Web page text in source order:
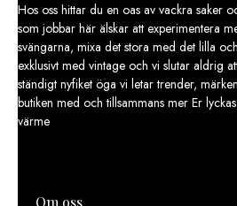
Hos oss hittar du en oas av vackra saker
som jobbar här älskar att experimentera
svängarna, mixa det stora med det lilla
exklusivt med vintage och vi slutar aldrig
ständigt nyfiket öga vi letar trender,
butiken med och tillsammans mer Er
värme